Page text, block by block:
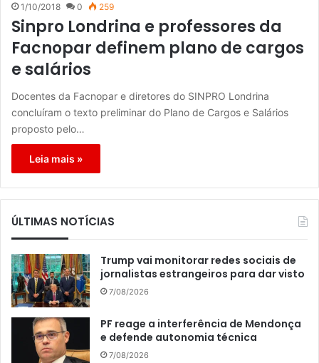
1/10/2018 0 259
Sinpro Londrina e professores da
Facnopar definem plano de cargos
e salários
Docentes da Facnopar e diretores do SINPRO Londrina
concluíram o texto preliminar do Plano de Cargos e Salários
proposto pelo…
Leia mais »
ÚLTIMAS NOTÍCIAS
Trump vai monitorar redes sociais de
jornalistas estrangeiros para dar visto
7/08/2026
PF reage a interferência de Mendonça
e defende autonomia técnica
7/08/2026